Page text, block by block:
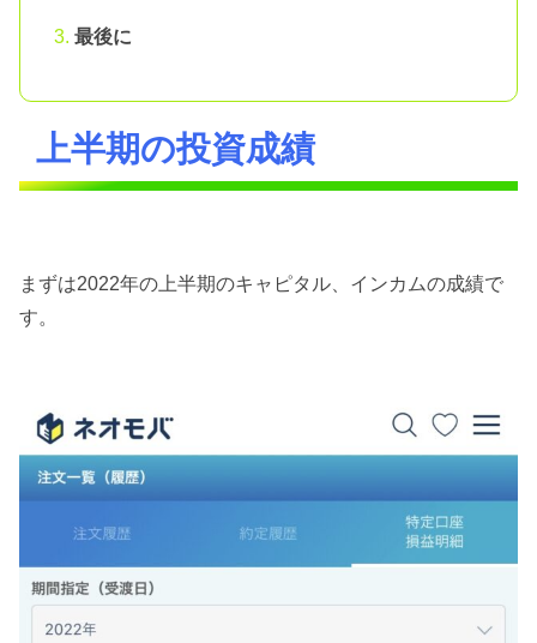
最後に
上半期の投資成績
まずは2022年の上半期のキャピタル、インカムの成績で
す。